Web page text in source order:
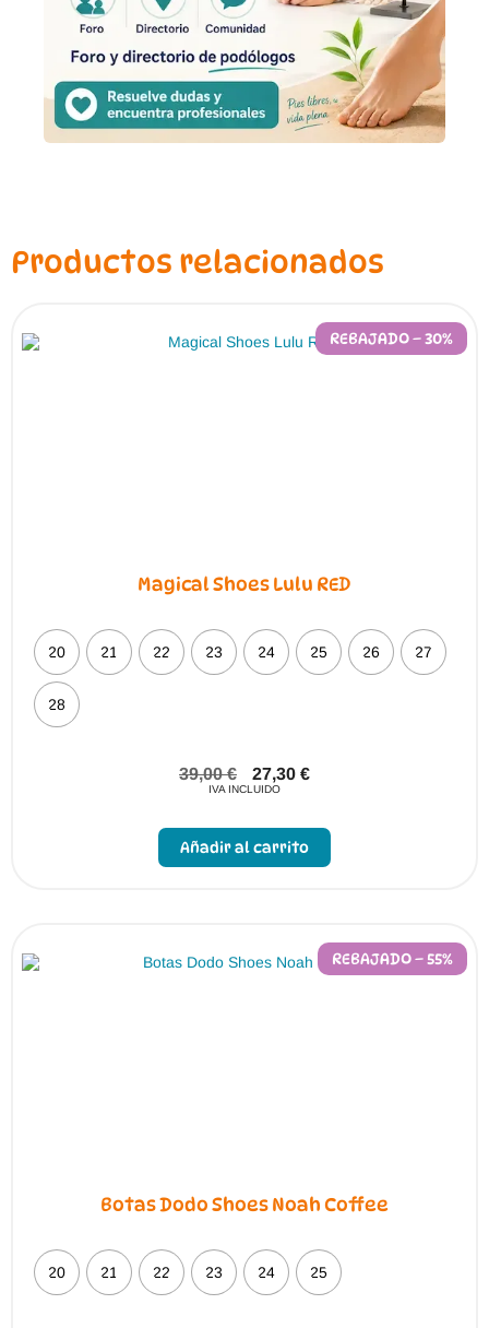
Productos relacionados
REBAJADO – 30%
Magical Shoes Lulu RED
20 21 22 23 24 25 26 27
28
39,00€ 27,30 €
IVA INCLUIDO
Añadir al carrito
se
pueden
elegir
REBAJADO – 55%
Botas Dodo Shoes Noah Coffee
20 21 22 23 24 25